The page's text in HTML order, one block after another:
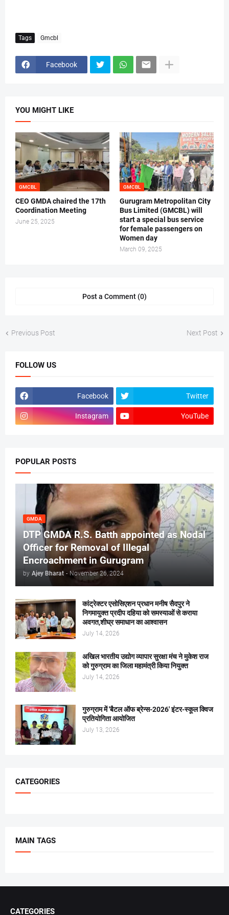
Tags Gmcbl
Facebook
YOU MIGHT LIKE
GMCBL
CEO GMDA chaired the 17th
Coordination Meeting
June 25, 2025
GMCBL
Gurugram Metropolitan City
Bus Limited (GMCBL) will
start a special bus service
for female passengers on
Women day
March 09, 2025
Post a Comment (0)
Previous Post Next Post
FOLLOW US
Facebook Twitter
Instagram YouTube
POPULAR POSTS
GMDA
DTP GMDA R.S. Batth appointed as Nodal
Officer for Removal of Illegal
Encroachment in Gurugram
by Ajey Bharat - November 26, 2024
कांट्रेक्टर एसोसिएशन प्रधान मनीष सैदपुर ने
निगमायुक्त प्रदीप दहिया को समस्याओं से कराया
अवगत,शीघ्र समाधान का आश्वासन
July 14, 2026
अखिल भारतीय उद्योग व्यापार सुरक्षा मंच ने मुकेश राज
को गुरुग्राम का जिला महामंत्री किया नियुक्त
July 14, 2026
गुरुग्राम में 'बैटल ऑफ ब्रेन्स-2026' इंटर-स्कूल क्विज
प्रतियोगिता आयोजित
July 13, 2026
CATEGORIES
MAIN TAGS
CATEGORIES